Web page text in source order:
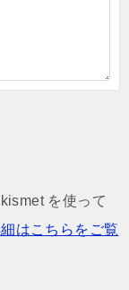
を使って
はこちらをご覧